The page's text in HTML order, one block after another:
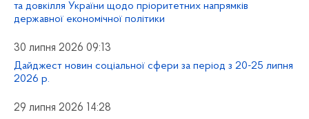
та довкілля України щодо пріоритетних напрямків
державної економічної політики
30 липня 2026 09:13
Дайджест новин соціальної сфери за період з 20-25 липня
2026 р.
29 липня 2026 14:28